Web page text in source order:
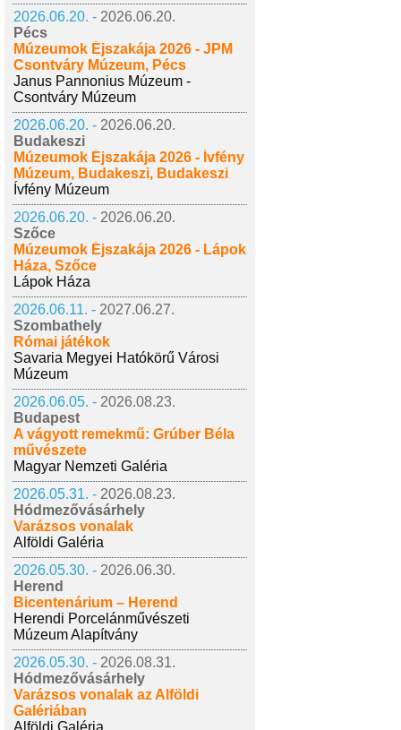
2026.06.20. - 2026.06.20.
Pécs
Múzeumok Éjszakája 2026 - JPM
Csontváry Múzeum, Pécs
Janus Pannonius Múzeum -
Csontváry Múzeum
2026.06.20. - 2026.06.20.
Budakeszi
Múzeumok Éjszakája 2026 - Ívfény
Múzeum, Budakeszi, Budakeszi
Ívfény Múzeum
2026.06.20. - 2026.06.20.
Szőce
Múzeumok Éjszakája 2026 - Lápok
Háza, Szőce
Lápok Háza
2026.06.11. - 2027.06.27.
Szombathely
Római játékok
Savaria Megyei Hatókörű Városi
Múzeum
2026.06.05. - 2026.08.23.
Budapest
A vágyott remekmű: Grúber Béla
művészete
Magyar Nemzeti Galéria
2026.05.31. - 2026.08.23.
Hódmezővásárhely
Varázsos vonalak
Alföldi Galéria
2026.05.30. - 2026.06.30.
Herend
Bicentenárium – Herend
Herendi Porcelánművészeti
Múzeum Alapítvány
2026.05.30. - 2026.08.31.
Hódmezővásárhely
Varázsos vonalak az Alföldi
Galériában
Alföldi Galéria